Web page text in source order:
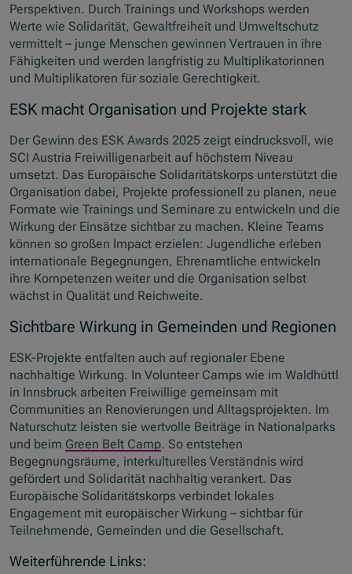
Perspektiven. Durch Trainings und Workshops werden
Werte wie Solidarität, Gewaltfreiheit und Umweltschutz
vermittelt – junge Menschen gewinnen Vertrauen in ihre
Fähigkeiten und werden langfristig zu Multiplikatorinnen
und Multiplikatoren für soziale Gerechtigkeit.
ESK macht Organisation und Projekte stark
Der Gewinn des ESK Awards 2025 zeigt eindrucksvoll, wie
SCI Austria Freiwilligenarbeit auf höchstem Niveau
umsetzt. Das Europäische Solidaritätskorps unterstützt die
Organisation dabei, Projekte professionell zu planen, neue
Formate wie Trainings und Seminare zu entwickeln und die
Wirkung der Einsätze sichtbar zu machen. Kleine Teams
können so großen Impact erzielen: Jugendliche erleben
internationale Begegnungen, Ehrenamtliche entwickeln
ihre Kompetenzen weiter und die Organisation selbst
wächst in Qualität und Reichweite.
Sichtbare Wirkung in Gemeinden und Regionen
ESK-Projekte entfalten auch auf regionaler Ebene
nachhaltige Wirkung. InVolunteer Camps wie im Waldhüttl
in Innsbruck arbeiten Freiwillige gemeinsam mit
Communities an Renovierungen und Alltagsprojekten. Im
Naturschutz leisten sie wertvolle Beiträge in Nationalparks
und beim Green Belt Camp. So entstehen
Begegnungsräume, interkulturelles Verständnis wird
gefördert und Solidarität nachhaltig verankert. Das
Europäische Solidaritätskorps verbindet lokales
Engagement mit europäischer Wirkung – sichtbar für
Teilnehmende, Gemeinden und die Gesellschaft.
Weiterführende Links: